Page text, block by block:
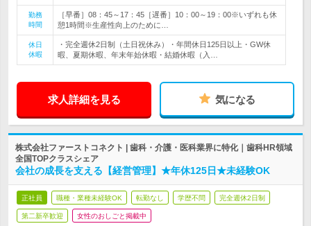
勤務
時間
［早番］08：45～17：45［遅番］10：00～19：00※いずれも休
憩1時間※生産性向上のために…
休日
休暇
・完全週休2日制（土日祝休み）・年間休日125日以上・GW休
暇、夏期休暇、年末年始休暇・結婚休暇（入…
求人詳細を見る 気になる
株式会社ファーストコネクト | 歯科・介護・医科業界に特化｜歯科HR領域
全国TOPクラスシェア
会社の成長を支える【経営管理】★年休125日★未経験OK
正社員 職種・業種未経験OK 転勤なし 学歴不問 完全週休2日制
第二新卒歓迎 女性のおしごと掲載中